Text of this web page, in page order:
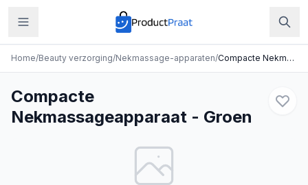
Home/Beauty verzorging/Nekmassage-apparaten/ Compacte Nekmassageapparaat - Groen
Compacte
Nekmassageapparaat - Groen